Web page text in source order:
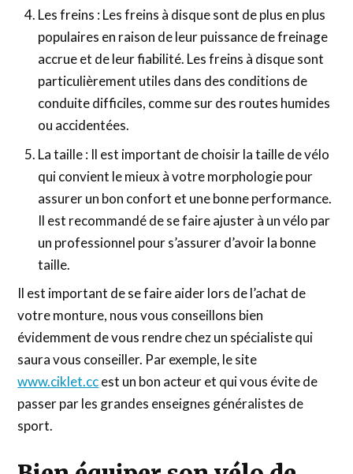
Les freins : Les freins à disque sont de plus en plus
populaires en raison de leur puissance de freinage
accrue et de leur fiabilité. Les freins à disque sont
particulièrement utiles dans des conditions de
conduite difficiles, comme sur des routes humides
ou accidentées.
La taille : Il est important de choisir la taille de vélo
qui convient le mieux à votre morphologie pour
assurer un bon confort et une bonne performance.
Il est recommandé de se faire ajuster à un vélo par
un professionnel pour s’assurer d’avoir la bonne
taille.
Il est important de se faire aider lors de l’achat de
votre monture, nous vous conseillons bien
évidemment de vous rendre chez un spécialiste qui
saura vous conseiller. Par exemple, le site
www.ciklet.ccest un bon acteur et qui vous évite de
passer par les grandes enseignes généralistes de
sport.